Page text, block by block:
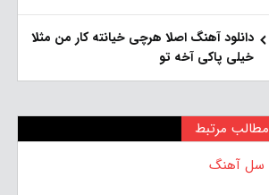
دانلود آهنگ اصلا هرچی خیانته کار من مثلا
خیلی پاکی آخه تو
مطالب مرتبط
سل آهنگ